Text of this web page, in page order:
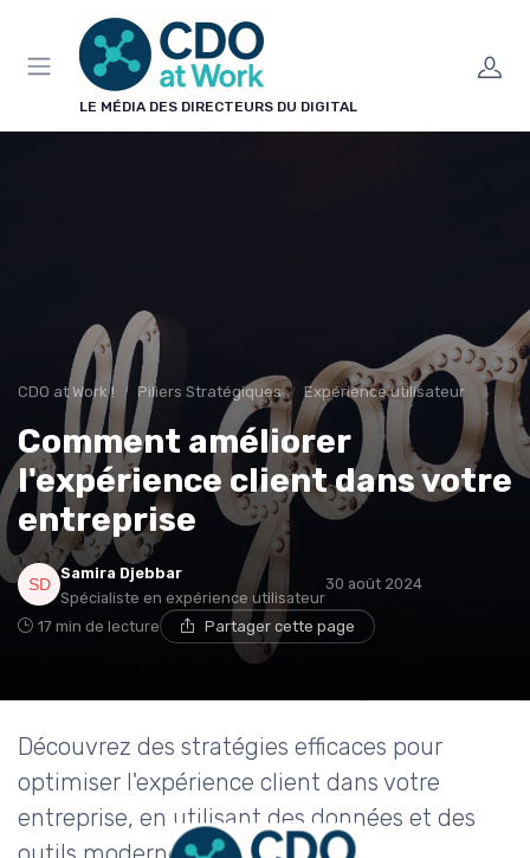
LE MÉDIA DES DIRECTEURS DU DIGITAL
CDO at Work ! Piliers Stratégiques Expérience utilisateur
Comment améliorer
l'expérience client dans votre
entreprise
Samira Djebbar
Spécialiste en expérience utilisateur
30 août 2024
17 min de lecture Partager cette page
Découvrez des stratégies efficaces pour
optimiser l'expérience client dans votre
entreprise, en utilisant des données et des
Panneau de gestion des cookies